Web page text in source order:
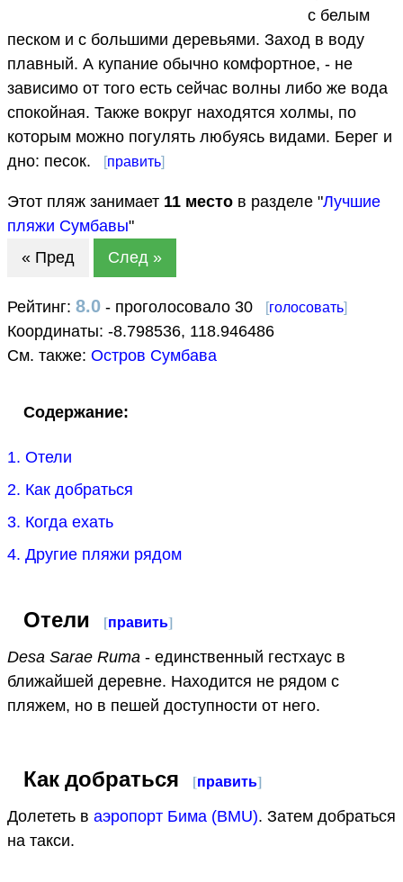
с белым
песком и с большими деревьями. Заход в воду
плавный. А купание обычно комфортное, - не
зависимо от того есть сейчас волны либо же вода
спокойная. Также вокруг находятся холмы, по
которым можно погулять любуясь видами. Берег и
дно: песок.
[править]
Этот пляж занимает 11 место в разделе "Лучшие
пляжи Сумбавы"
« Пред
След »
Рейтинг: 8.0 - проголосовало 30 [голосовать]
Координаты: -8.798536, 118.946486
См. также: Остров Сумбава
Содержание:
1. Отели
2. Как добраться
3. Когда ехать
4. Другие пляжи рядом
Отели [править]
Desa Sarae Ruma - единственный гестхаус в
ближайшей деревне. Находится не рядом с
пляжем, но в пешей доступности от него.
Как добраться [править]
Долететь в aэропорт Бима (BMU). Затем добраться
на такси.